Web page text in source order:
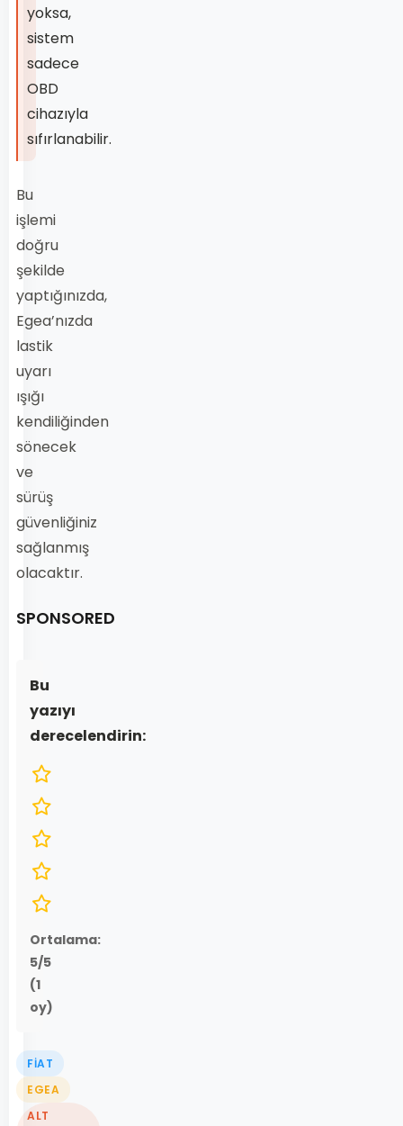
yoksa,
sistem
sadece
OBD
cihazıyla
sıfırlanabilir.
Bu
işlemi
doğru
şekilde
yaptığınızda,
Egea’nızda
lastik
uyarı
ışığı
kendiliğinden
sönecek
ve
sürüş
güvenliğiniz
sağlanmış
olacaktır.
SPONSORED
Bu
yazıyı
derecelendirin:
Ortalama:
5/5
(1
oy)
FIAT
EGEA
ALT